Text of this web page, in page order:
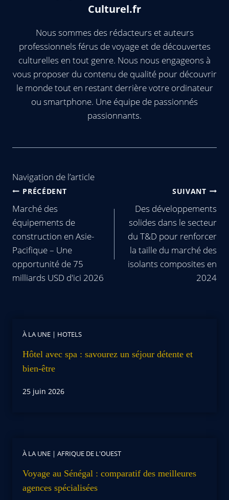
Culturel.fr
Nous sommes des rédacteurs et auteurs
professionnels férus de voyage et de découvertes
culturelles en tout genre. Nous nous engageons à
vous proposer du contenu de qualité pour découvrir
le monde tout en restant derrière votre ordinateur
ou smartphone. Une équipe de passionnés
passionnants.
Navigation de l’article
PRÉCÉDENT
Marché des
équipements de
construction en Asie-
Pacifique – Une
opportunité de 75
milliards USD d'ici 2026
SUIVANT
Des développements
solides dans le secteur
du T&D pour renforcer
la taille du marché des
isolants composites en
2024
À LA UNE | HOTELS
Hôtel avec spa : savourez un séjour détente et
bien-être
25 juin 2026
À LA UNE | AFRIQUE DE L'OUEST
Voyage au Sénégal : comparatif des meilleures
agences spécialisées